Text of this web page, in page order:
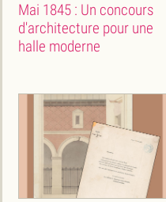
Mai 1845 : Un concours
d'architecture pour une
halle moderne